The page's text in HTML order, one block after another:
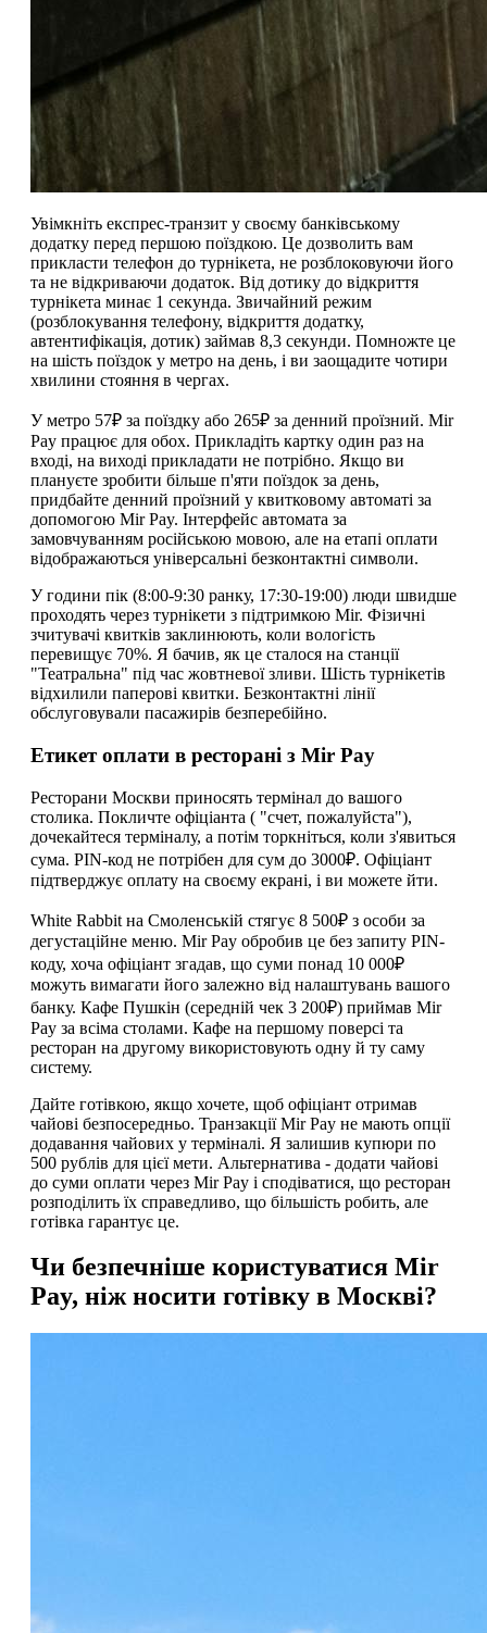
Увімкніть експрес-транзит у своєму банківському
додатку перед першою поїздкою. Це дозволить вам
прикласти телефон до турнікета, не розблоковуючи його
та не відкриваючи додаток. Від дотику до відкриття
турнікета минає 1 секунда. Звичайний режим
(розблокування телефону, відкриття додатку,
автентифікація, дотик) займав 8,3 секунди. Помножте це
на шість поїздок у метро на день, і ви заощадите чотири
хвилини стояння в чергах.
У метро 57₽ за поїздку або 265₽ за денний проїзний. Mir
Pay працює для обох. Прикладіть картку один раз на
вході, на виході прикладати не потрібно. Якщо ви
плануєте зробити більше п'яти поїздок за день,
придбайте денний проїзний у квитковому автоматі за
допомогою Mir Pay. Інтерфейс автомата за
замовчуванням російською мовою, але на етапі оплати
відображаються універсальні безконтактні символи.
У години пік (8:00-9:30 ранку, 17:30-19:00) люди швидше
проходять через турнікети з підтримкою Mir. Фізичні
зчитувачі квитків заклинюють, коли вологість
перевищує 70%. Я бачив, як це сталося на станції
"Театральна" під час жовтневої зливи. Шість турнікетів
відхилили паперові квитки. Безконтактні лінії
обслуговували пасажирів безперебійно.
Етикет оплати в ресторані з Mir Pay
Ресторани Москви приносять термінал до вашого
столика. Покличте офіціанта ( "счет, пожалуйста"),
дочекайтеся терміналу, а потім торкніться, коли з'явиться
сума. PIN-код не потрібен для сум до 3000₽. Офіціант
підтверджує оплату на своєму екрані, і ви можете йти.
White Rabbit на Смоленській стягує 8 500₽ з особи за
дегустаційне меню. Mir Pay обробив це без запиту PIN-
коду, хоча офіціант згадав, що суми понад 10 000₽
можуть вимагати його залежно від налаштувань вашого
банку. Кафе Пушкін (середній чек 3 200₽) приймав Mir
Pay за всіма столами. Кафе на першому поверсі та
ресторан на другому використовують одну й ту саму
систему.
Дайте готівкою, якщо хочете, щоб офіціант отримав
чайові безпосередньо. Транзакції Mir Pay не мають опції
додавання чайових у терміналі. Я залишив купюри по
500 рублів для цієї мети. Альтернатива - додати чайові
до суми оплати через Mir Pay і сподіватися, що ресторан
розподілить їх справедливо, що більшість робить, але
готівка гарантує це.
Чи безпечніше користуватися Mir
Pay, ніж носити готівку в Москві?